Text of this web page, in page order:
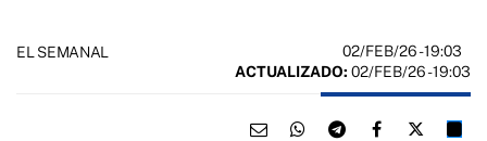
EL SEMANAL 02/FEB/26- 19:03
ACTUALIZADO: 02/FEB/26 - 19:03